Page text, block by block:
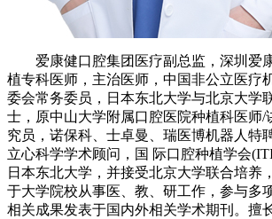
爱康健口腔集团医疗副总监，深圳爱
植专科医师，主治医师，中国非公立医疗
委会常务委员，日本东北大学与北京大学
士，原中山大学附属口腔医院种植科医师/
究员，诺保科、士卓曼、瑞医博机器人特
立心科学学术顾问，国 际口腔种植学会
日本东北大学，并接受北京大学联合培养
于大学院校从事医、教、研工作，参与多
相关成果发表于国内外相关学术期刊。擅